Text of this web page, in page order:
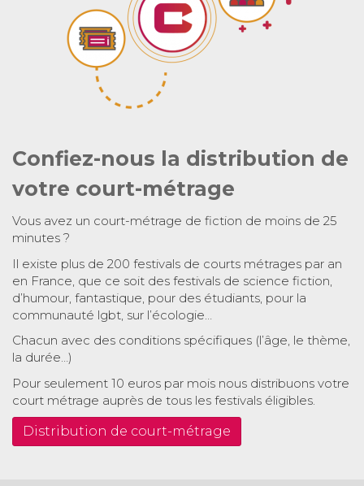
Confiez-nous la distribution de
votre court-métrage
Vous avez un court-métrage de fiction de moins de 25
minutes ?
Il existe plus de 200 festivals de courts métrages par an
en France, que ce soit des festivals de science fiction,
d’humour, fantastique, pour des étudiants, pour la
communauté lgbt, sur l’écologie…
Chacun avec des conditions spécifiques (l’âge, le thème,
la durée…)
Pour seulement 10 euros par mois nous distribuons votre
court métrage auprès de tous les festivals éligibles.
Distribution de court-métrage